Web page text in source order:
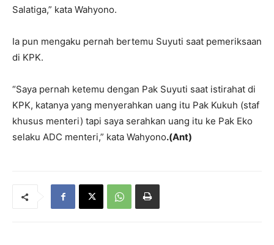
Salatiga,” kata Wahyono.
Ia pun mengaku pernah bertemu Suyuti saat pemeriksaan
di KPK.
“Saya pernah ketemu dengan Pak Suyuti saat istirahat di
KPK, katanya yang menyerahkan uang itu Pak Kukuh (staf
khusus menteri) tapi saya serahkan uang itu ke Pak Eko
selaku ADC menteri,” kata Wahyono.(Ant)